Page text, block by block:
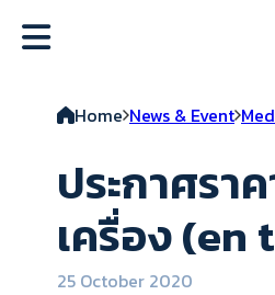
Home News & Event
ประกาศรา
เครื่อง
25 October 2020